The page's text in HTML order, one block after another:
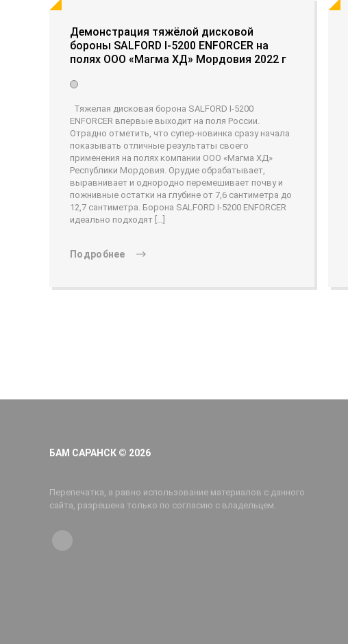
Демонстрация тяжёлой дисковой
бороны SALFORD I-5200 ENFORCER на
полях ООО «Магма ХД» Мордовия 2022 г
Тяжелая дисковая борона SALFORD I-5200
ENFORCER впервые выходит на поля России.
Отрадно отметить, что супер-новинка сразу начала
показывать отличные результаты своего
применения на полях компании ООО «Магма ХД»
Республики Мордовия. Орудие обрабатывает,
выравнивает и однородно перемешивает почву и
пожнивные остатки на глубине от 7,6 сантиметра до
12,7 сантиметра. Борона SALFORD I-5200 ENFORCER
идеально подходят […]
Подробнее
БАМ САРАНСК © 2026
Перепечатка, а равно использование материалов с данного
сайта, разрешена только по согласию с владельцем.